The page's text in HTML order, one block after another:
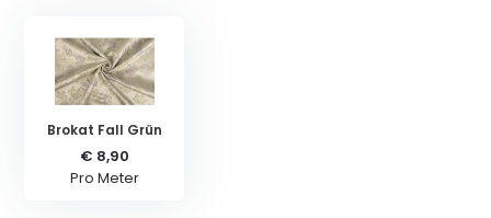
Brokat Fall Grün
€ 8,90
Pro Meter